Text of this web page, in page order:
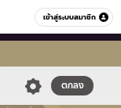
เข้าสู่ระบบสมาชิก
หมวดอื่นๆ
ตกลง